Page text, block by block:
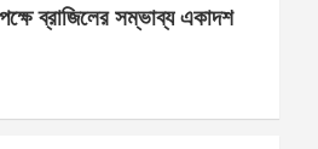
ব্রাজিলের সম্ভাব্য একাদশ